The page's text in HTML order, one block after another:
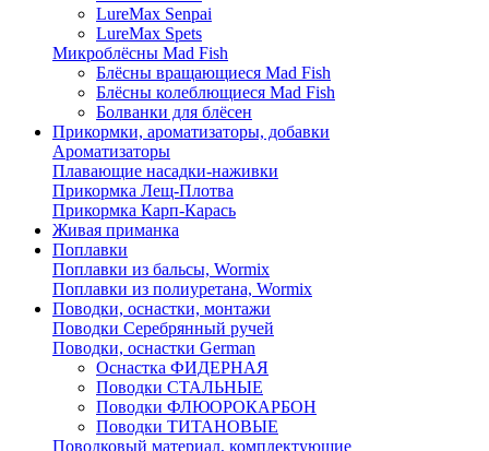
LureMax Senpai
LureMax Spets
Микроблёсны Mad Fish
Блёсны вращающиеся Mad Fish
Блёсны колеблющиеся Mad Fish
Болванки для блёсен
Прикормки, ароматизаторы, добавки
Ароматизаторы
Плавающие насадки-наживки
Прикормка Лещ-Плотва
Прикормка Карп-Карась
Живая приманка
Поплавки
Поплавки из бальсы, Wormix
Поплавки из полиуретана, Wormix
Поводки, оснастки, монтажи
Поводки Серебрянный ручей
Поводки, оснастки German
Оснастка ФИДЕРНАЯ
Поводки СТАЛЬНЫЕ
Поводки ФЛЮОРОКАРБОН
Поводки ТИТАНОВЫЕ
Поводковый материал, комплектующие